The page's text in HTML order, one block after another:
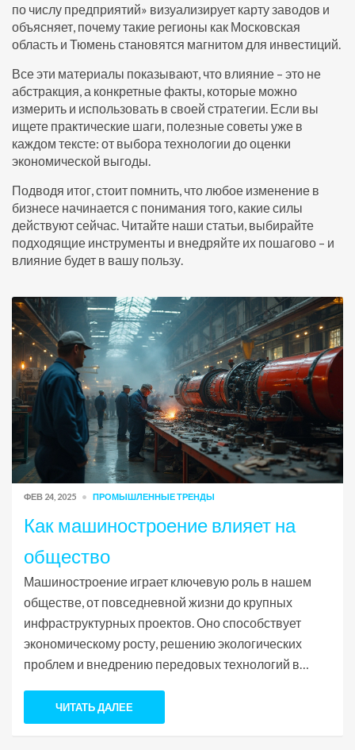
по числу предприятий» визуализирует карту заводов и
объясняет, почему такие регионы как Московская
область и Тюмень становятся магнитом для инвестиций.
Все эти материалы показывают, что влияние – это не
абстракция, а конкретные факты, которые можно
измерить и использовать в своей стратегии. Если вы
ищете практические шаги, полезные советы уже в
каждом тексте: от выбора технологии до оценки
экономической выгоды.
Подводя итог, стоит помнить, что любое изменение в
бизнесе начинается с понимания того, какие силы
действуют сейчас. Читайте наши статьи, выбирайте
подходящие инструменты и внедряйте их пошагово – и
влияние будет в вашу пользу.
ФЕВ 24, 2025 ПРОМЫШЛЕННЫЕ ТРЕНДЫ
Как машиностроение влияет на
общество
Машиностроение играет ключевую роль в нашем
обществе, от повседневной жизни до крупных
инфраструктурных проектов. Оно способствует
экономическому росту, решению экологических
проблем и внедрению передовых технологий в
производственные процессы и инновации в
машиностроении помогают улучшить нашу
ЧИТАТЬ ДАЛЕЕ